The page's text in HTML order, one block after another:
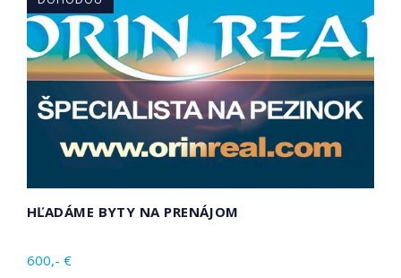
HĽADÁME BYTY NA PRENÁJOM
600,- €